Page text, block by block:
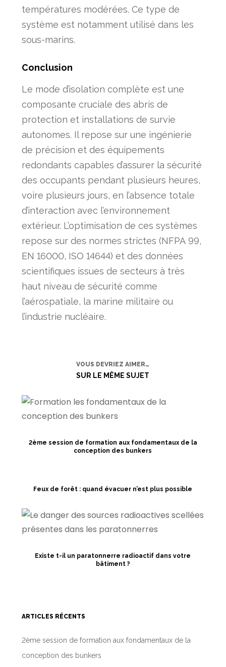
températures modérées. Ce type de
système est notamment utilisé dans les
sous-marins.
Conclusion
Le mode d’isolation complète est une
composante cruciale des abris de
protection et installations de survie
autonomes. Il repose sur une ingénierie
de précision et des équipements
redondants capables d’assurer la sécurité
des occupants pendant plusieurs heures,
voire plusieurs jours, en l’absence totale
d’interaction avec l’environnement
extérieur. L’optimisation de ces systèmes
repose sur des normes strictes (NFPA 99,
EN 16000, ISO 14644) et des données
scientifiques issues de secteurs à très
haut niveau de sécurité comme
l’aérospatiale, la marine militaire ou
l’industrie nucléaire.
VOUS DEVRIEZ AIMER…
SUR LE MÊME SUJET
2ème session de formation aux fondamentaux de la
conception des bunkers
Feux de forêt : quand évacuer n’est plus possible
Existe t-il un paratonnerre radioactif dans votre
bâtiment ?
ARTICLES RÉCENTS
2ème session de formation aux fondamentaux de la
conception des bunkers